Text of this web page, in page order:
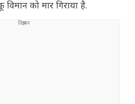
को मार गिराया है.